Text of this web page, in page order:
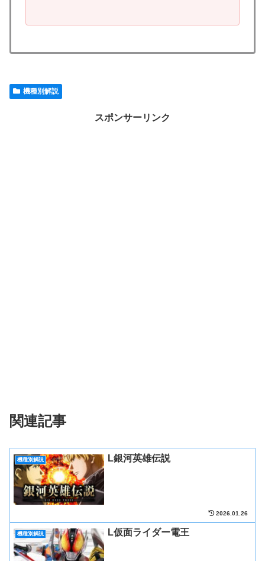
機種別解説
スポンサーリンク
関連記事
機種別解説 L銀河英雄伝説
2026.01.26
機種別解説 L仮面ライダー電王